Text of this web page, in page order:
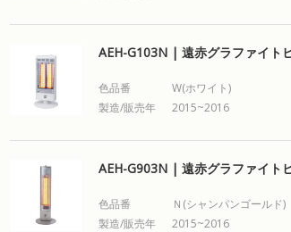
AEH-G103N | 遠赤グラファイト
色品番
W(ホワイト)
製造/販売年
2015~2016
AEH-G903N | 遠赤グラファイト
色品番
Ｎ(シャンパンゴールド)
製造/販売年
2015~2016